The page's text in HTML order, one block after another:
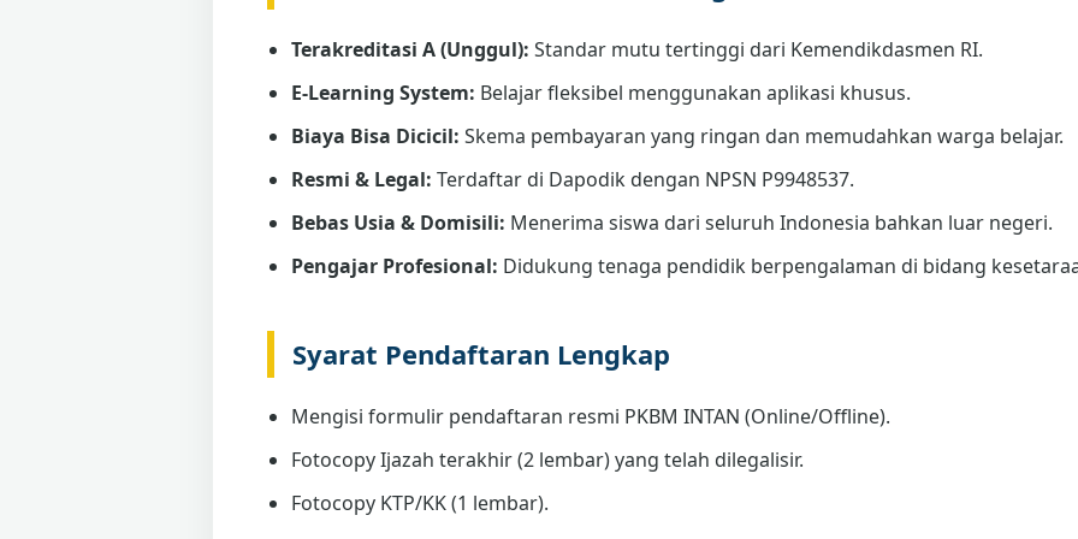
Terakreditasi A (Unggul): Standar mutu tertinggi dari Kemendikdasmen RI.
E-Learning System: Belajar fleksibel menggunakan aplikasi khusus.
Biaya Bisa Dicicil: Skema pembayaran yang ringan dan memudahkan warga belajar.
Resmi & Legal: Terdaftar di Dapodik dengan NPSN P9948537.
Bebas Usia & Domisili: Menerima siswa dari seluruh Indonesia bahkan luar negeri.
Pengajar Profesional: Didukung tenaga pendidik berpengalaman di bidang
Syarat Pendaftaran Lengkap
Mengisi formulir pendaftaran resmi PKBM INTAN (Online/Offline).
Fotocopy Ijazah terakhir (2 lembar) yang telah dilegalisir.
Fotocopy KTP/KK (1 lembar).